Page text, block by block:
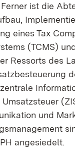
ist die
eines Tax
(TCMS)
Ressorts des
und
angesiedelt.